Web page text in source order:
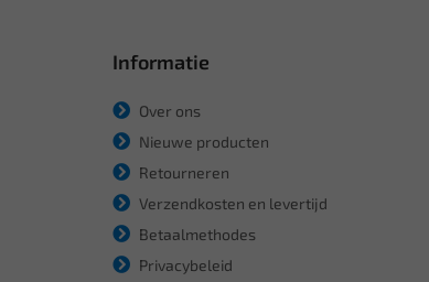
Informatie
Over ons
Nieuwe producten
Retourneren
Verzendkosten en levertijd
Betaalmethodes
Privacybeleid